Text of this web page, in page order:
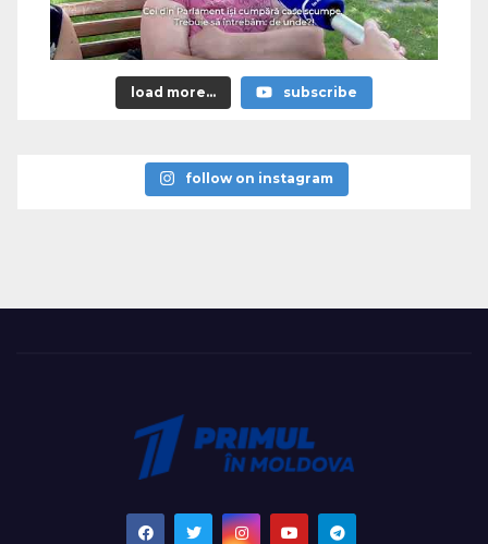
load more... subscribe
follow on instagram